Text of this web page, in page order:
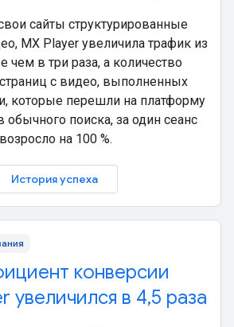
сайты структурированные
MX Player увеличила трафик из
чем в три раза, а количество
с видео, выполненных
которые перешли на платформу
обычного поиска, за один сеанс
возросло на 100 %.
История успеха
конверсии
увеличился в 4,5 раза